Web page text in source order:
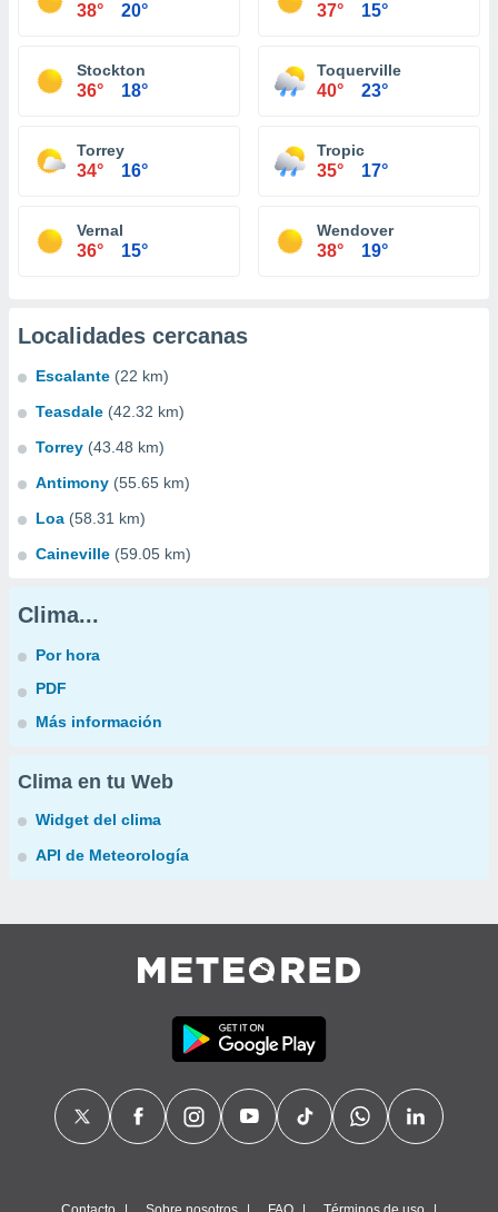
38° 20° 37° 15°
Stockton
36° 18°
Toquerville
40° 23°
Torrey
34° 16°
Tropic
35° 17°
Vernal
36° 15°
Wendover
38° 19°
Localidades cercanas
Escalante (22 km)
Teasdale (42.32 km)
Torrey (43.48 km)
Antimony (55.65 km)
Loa (58.31 km)
Caineville (59.05 km)
Clima...
Por hora
PDF
Más información
Clima en tu Web
Widget del clima
API de Meteorología